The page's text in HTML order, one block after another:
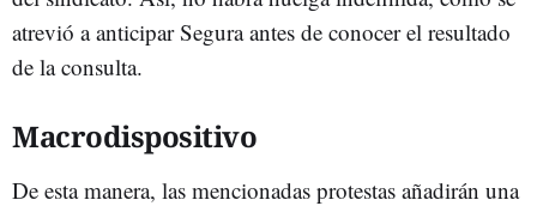
atrevió a anticipar Segura antes de conocer el resultado
de la consulta.
Macrodispositivo
De esta manera, las mencionadas protestas añadirán una